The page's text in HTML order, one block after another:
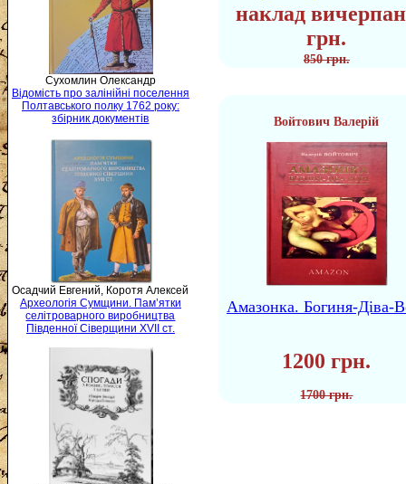
Сухомлин Олександр
Відомість про залінійні поселення
Полтавського полку 1762 року:
збірник документів
Осадчий Евгений, Коротя Алексей
Археологія Сумщини. Пам’ятки
селітроварного виробництва
Південної Сіверщини XVII ст.
наклад
грн.
850 грн.
Войтович Валерій
Амазонка. Богиня-Діва-
1200 грн.
1700 грн.